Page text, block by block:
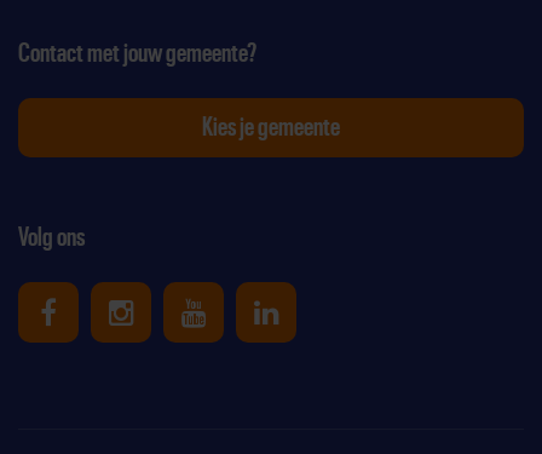
Volg ons
Uniek Sporten op Facebook
Uniek Sporten op Instagram
Uniek Sporten op Youtube
Uniek Sporten op
Contact met jouw gemeente?
Kies je gemeente